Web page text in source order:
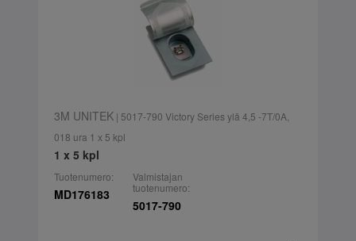
3M UNITEK| 5017-790 Victory Series ylä 4,5 -7T/0A,
018 ura 1 x 5 kpl
1 x 5 kpl
Tuotenumero:
MD176183
Valmistajan
tuotenumero:
5017-790